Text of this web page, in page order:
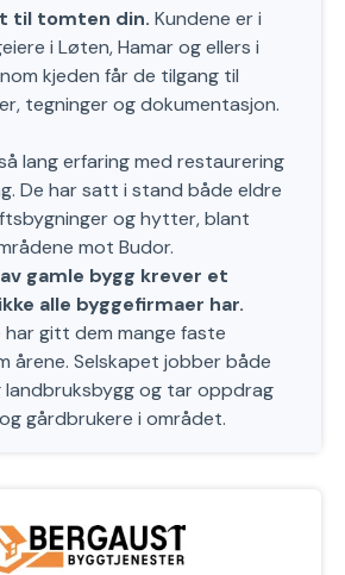
til tomten din. Kundene er i
i Løten, Hamar og ellers i
kjeden får de tilgang til
tegninger og dokumentasjon.
lang erfaring med restaurering
De har satt i stand både eldre
og hytter, blant
mot Budor.
gamle bygg krever et
alle byggefirmaer har.
gitt dem mange faste
årene. Selskapet jobber både
landbruksbygg og tar oppdrag
gårdbrukere i området.